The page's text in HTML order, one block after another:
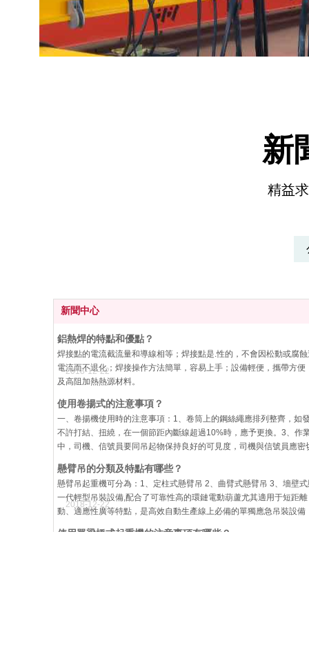
懸掛式卷揚啟閉
機
工程案例 工程案例
新聞中心
鋁熱焊的特點和優點？
焊接點的電流截流量和導線相等；焊接點是.性的，不會因松動或腐
電流而不退化；焊接操作方法簡單，容易上手；設備輕便，攜帶方
及高阻加熱熱源材料。
使用卷揚式的注意事項？
一、卷揚機使用時的注意事項：1、卷筒上的鋼絲繩應排列整齊，
不許打結、扭繞，在一個節距內斷線超過10%時，應予更換。3、
中，司機、信號員要同吊起物保持良好的可見度，司機與信號員應
懸臂吊的分類及特點有哪些？
懸臂吊起重機可分為：1、定柱式懸臂吊 2、曲臂式懸臂吊 3、墻壁
一代輕型吊裝設備,配合了可靠性高的環鏈電動葫蘆尤其適用于短距
動、適應性廣等特點，是高效自動生產線上必備的單獨應急吊裝設
使用單梁橋式起重機的注意事項有哪些？
2018-12-22
2018-12-22
新
精益